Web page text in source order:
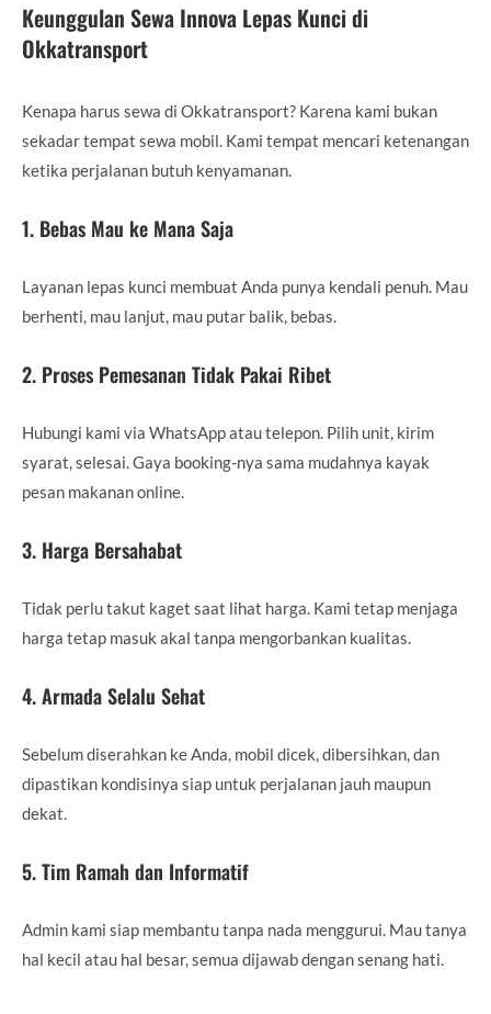
Keunggulan Sewa Innova Lepas Kunci di
Okkatransport
Kenapa harus sewa di Okkatransport? Karena kami bukan
sekadar tempat sewa mobil. Kami tempat mencari ketenangan
ketika perjalanan butuh kenyamanan.
1. Bebas Mau ke Mana Saja
Layanan lepas kunci membuat Anda punya kendali penuh. Mau
berhenti, mau lanjut, mau putar balik, bebas.
2. Proses Pemesanan Tidak Pakai Ribet
Hubungi kami via WhatsApp atau telepon. Pilih unit, kirim
syarat, selesai. Gaya booking-nya sama mudahnya kayak
pesan makanan online.
3. Harga Bersahabat
Tidak perlu takut kaget saat lihat harga. Kami tetap menjaga
harga tetap masuk akal tanpa mengorbankan kualitas.
4. Armada Selalu Sehat
Sebelum diserahkan ke Anda, mobil dicek, dibersihkan, dan
dipastikan kondisinya siap untuk perjalanan jauh maupun
dekat.
5. Tim Ramah dan Informatif
Admin kami siap membantu tanpa nada menggurui. Mau tanya
hal kecil atau hal besar, semua dijawab dengan senang hati.